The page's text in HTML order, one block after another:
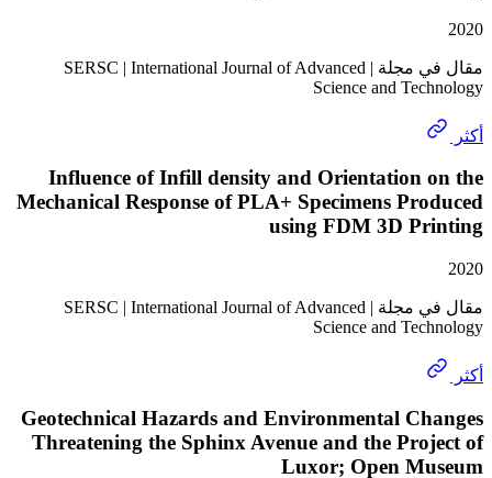
مقال في مجلة | SERSC | International Journal of Advanced
Science and
Influence of Infill density and Orientation
Mechanical Response of PLA+ Specimens
using FDM 3D
مقال في مجلة | SERSC | International Journal of Advanced
Science and
Geotechnical Hazards and Environmental
Threatening the Sphinx Avenue and the
Luxor; Open